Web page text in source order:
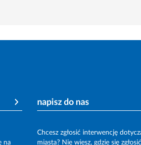
na
napisz do nas
Chcesz zgłosić interwencję
miasta? Nie wiesz, gdzie się